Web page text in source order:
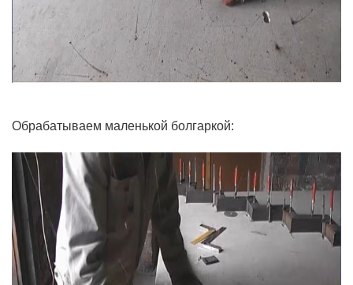
Обрабатываем маленькой болгаркой: